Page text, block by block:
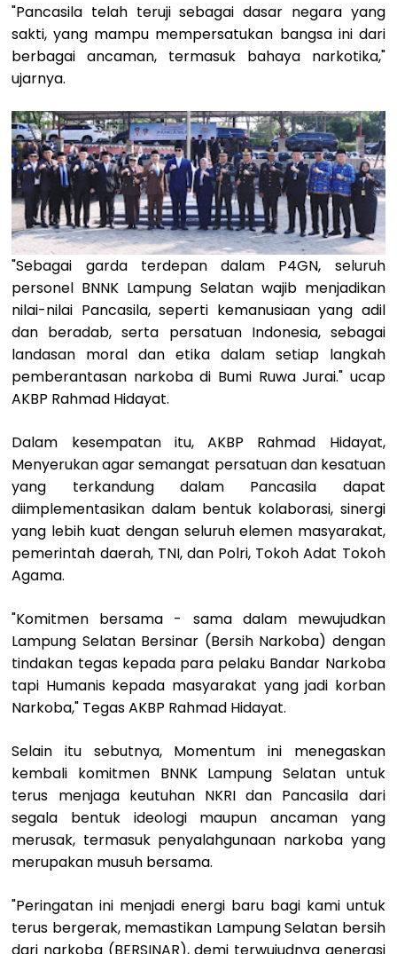
​"Pancasila telah teruji sebagai dasar negara yang
sakti, yang mampu mempersatukan bangsa ini dari
berbagai ancaman, termasuk bahaya narkotika,"
ujarnya.
"Sebagai garda terdepan dalam P4GN, seluruh
personel BNNK Lampung Selatan wajib menjadikan
nilai-nilai Pancasila, seperti kemanusiaan yang adil
dan beradab, serta persatuan Indonesia, sebagai
landasan moral dan etika dalam setiap langkah
pemberantasan narkoba di Bumi Ruwa Jurai." ucap
AKBP Rahmad Hidayat.
​Dalam kesempatan itu, AKBP Rahmad Hidayat,
Menyerukan agar semangat persatuan dan kesatuan
yang terkandung dalam Pancasila dapat
diimplementasikan dalam bentuk kolaborasi, sinergi
yang lebih kuat dengan seluruh elemen masyarakat,
pemerintah daerah, TNI, dan Polri, Tokoh Adat Tokoh
Agama.
"​Komitmen bersama - sama dalam mewujudkan
Lampung Selatan Bersinar (Bersih Narkoba) dengan
tindakan tegas kepada para pelaku Bandar Narkoba
tapi Humanis kepada masyarakat yang jadi korban
Narkoba," Tegas AKBP Rahmad Hidayat.
​Selain itu sebutnya, Momentum ini menegaskan
kembali komitmen BNNK Lampung Selatan untuk
terus menjaga keutuhan NKRI dan Pancasila dari
segala bentuk ideologi maupun ancaman yang
merusak, termasuk penyalahgunaan narkoba yang
merupakan musuh bersama.
​"Peringatan ini menjadi energi baru bagi kami untuk
terus bergerak, memastikan Lampung Selatan bersih